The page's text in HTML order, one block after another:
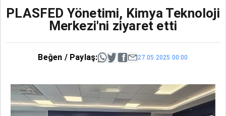
PLASFED Yönetimi, Kimya Teknoloji
Merkezi'ni ziyaret etti
Beğen / Paylaş: 27.05.2025 00:00